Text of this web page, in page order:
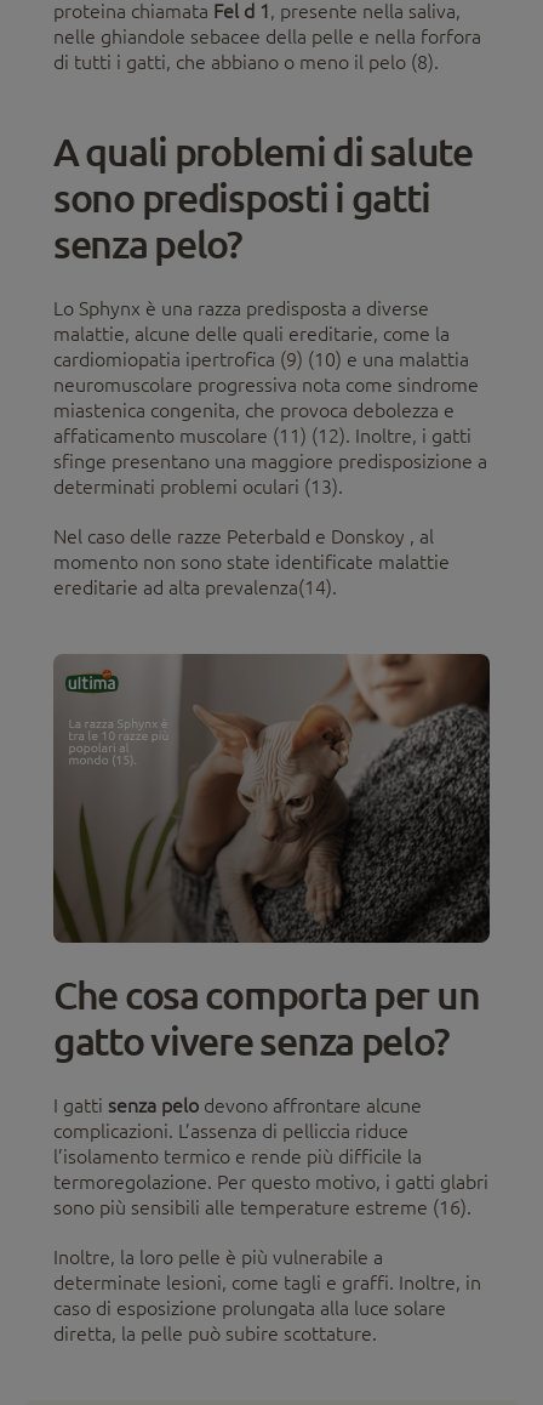
proteina chiamata Fel d 1, presente nella saliva,
nelle ghiandole sebacee della pelle e nella forfora
di tutti i gatti, che abbiano o meno il pelo (8).
A quali problemi di salute
sono predisposti i gatti
senza pelo?
Lo Sphynx è una razza predisposta a diverse
malattie, alcune delle quali ereditarie, come la
cardiomiopatia ipertrofica (9) (10) e una malattia
neuromuscolare progressiva nota come sindrome
miastenica congenita, che provoca debolezza e
affaticamento muscolare (11) (12). Inoltre, i gatti
sfinge presentano una maggiore predisposizione a
determinati problemi oculari (13).
Nel caso delle razze Peterbald e Donskoy , al
momento non sono state identificate malattie
ereditarie ad alta prevalenza(14).
Che cosa comporta per un
gatto vivere senza pelo?
I gatti senza pelo devono affrontare alcune
complicazioni. L’assenza di pelliccia riduce
l’isolamento termico e rende più difficile la
termoregolazione. Per questo motivo, i gatti glabri
sono più sensibili alle temperature estreme (16).
Inoltre, la loro pelle è più vulnerabile a
determinate lesioni, come tagli e graffi. Inoltre, in
caso di esposizione prolungata alla luce solare
diretta, la pelle può subire scottature.